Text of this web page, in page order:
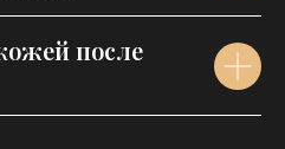
после